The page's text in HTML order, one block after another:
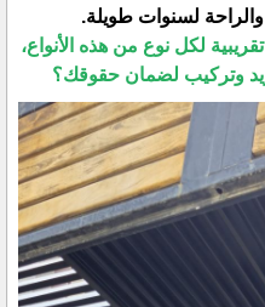
لسنوات طويلة.
لكل نوع من هذه الأنواع،
وتركيب لضمان حقوقك؟